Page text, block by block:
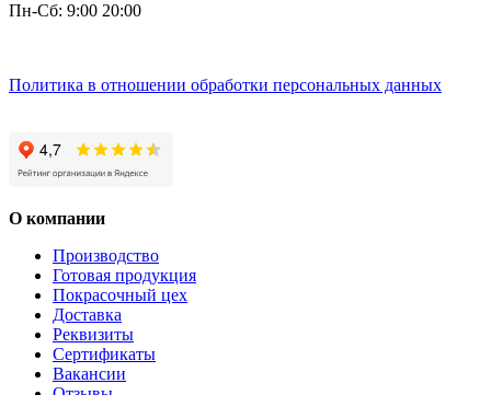
Пн-Сб: 9:00 20:00
Политика в отношении обработки персональных данных
О компании
Производство
Готовая продукция
Покрасочный цех
Доставка
Реквизиты
Сертификаты
Вакансии